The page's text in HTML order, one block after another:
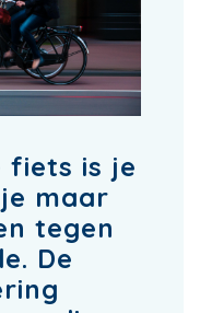
fiets is je
maar
tegen
De